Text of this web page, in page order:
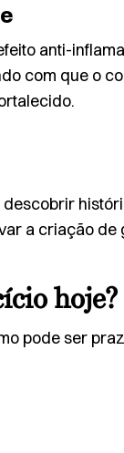
anti-
com que o
descobrir
a criação
hoje?
pode ser